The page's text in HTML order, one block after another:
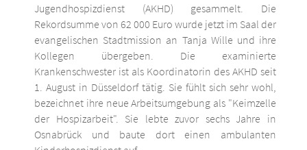
Jugendhospizdienst (AKHD) gesammelt. Die
Rekordsumme von 62 000 Euro wurde jetzt im Saal der
evangelischen Stadtmission an Tanja Wille und ihre
Kollegen übergeben. Die examinierte
Krankenschwester ist als Koordinatorin des AKHD seit
1. August in Düsseldorf tätig. Sie fühlt sich sehr wohl,
bezeichnet ihre neue Arbeitsumgebung als "Keimzelle
der Hospizarbeit". Sie lebte zuvor sechs Jahre in
Osnabrück und baute dort einen ambulanten